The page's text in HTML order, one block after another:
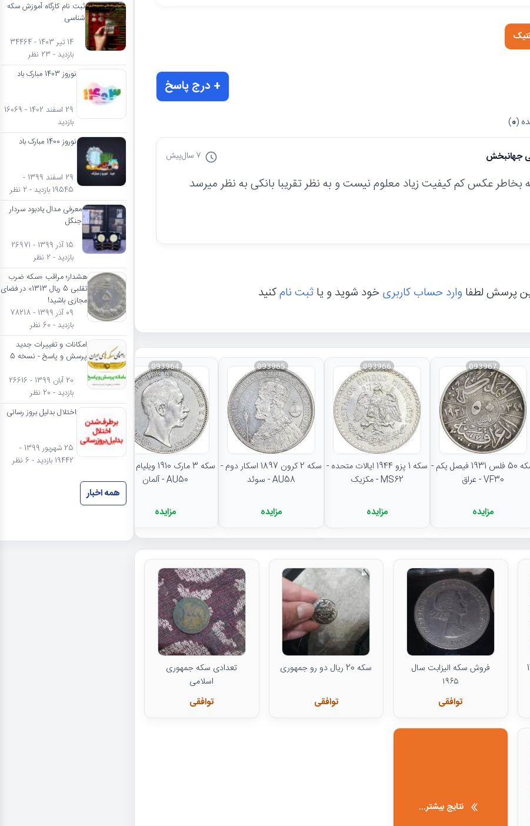
+ درج پاسخ
(
0
)
جهانبخش 7 سال پیش
عکس کم کیفیت زیاد معلوم نیست و به نظر تقریبا بانکی به نظر میرسد
پرسش لطفا وارد حساب کاربریخود شوید و یاثبت نامکنید
093967
سکه 50 فلس 1931 فیصل یکم -
VF30 - عراق
مزایده
093966
سکه 1 پزو 1944 ایالات متحده -
MS62 - مکزیک
مزایده
093965
سکه 2 کرون 1897 اسکار دوم -
AU58 - سوئد
مزایده
093964
سکه 3 مارک 1910 ویلیام دوم -
AU50 - آلمان
مزایده
نتایج بیشتر...
فروش سکه الیزابت سال
۱۹۶۵
توافقی
سکه 20 ریال دو رو جمهوری
توافقی
تعدادی سکه جمهوری
اسلامی
توافقی
نتایج بیشتر...
ثبت نام کارگاه آموزش سکه
شناسی
14 تیر 1403 - 34464
بازدید - 23 نظر
نوروز 1403 مبارک باد
29 اسفند 1402 - 16069
بازدید
نوروز 1400 مبارک باد
29 اسفند 1399 -
19545 بازدید - 2 نظر
معرفی مدال یادبود سردار
جنگل
15 آذر 1399 - 26971
بازدید - 2 نظر
هشدار؛ مراقب «سکه ضرب
تقلبی 5 ریال 1313» در فضای
مجازی باشید!
09 آذر 1399 - 78218
بازدید - 60 نظر
امکانات و تغییرات جدید
پرسش و پاسخ - نسخه 5
20 آبان 1399 - 26616
بازدید - 20 نظر
اختلال بدلیل بروز رسانی
25 شهریور 1399 -
19442 بازدید - 6 نظر
همه اخبار